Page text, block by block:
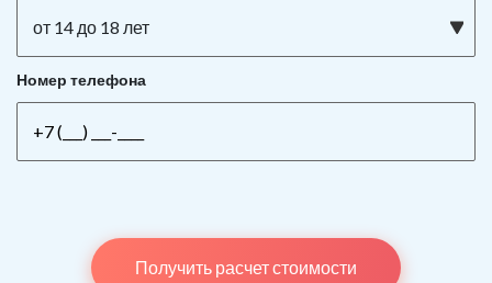
от 14 до 18 лет
Номер телефона
Получить расчет стоимости